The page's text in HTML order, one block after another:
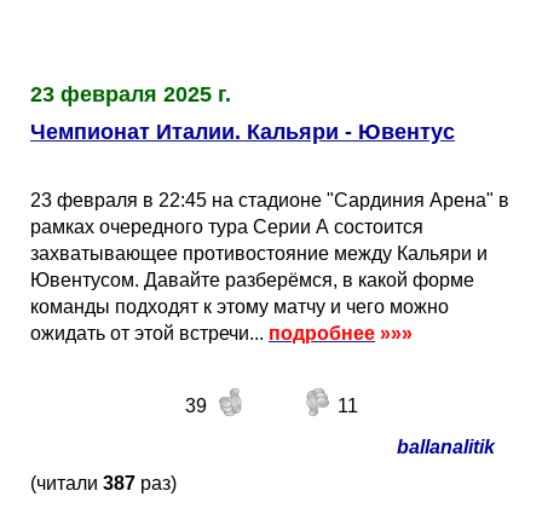
23 февраля 2025 г.
Чемпионат Италии. Кальяри - Ювентус
23 февраля в 22:45 на стадионе "Сардиния Арена" в
рамках очередного тура Серии А состоится
захватывающее противостояние между Кальяри и
Ювентусом. Давайте разберёмся, в какой форме
команды подходят к этому матчу и чего можно
ожидать от этой встречи... подробнее »»»
39
11
ballanalitik
(читали 387 раз)